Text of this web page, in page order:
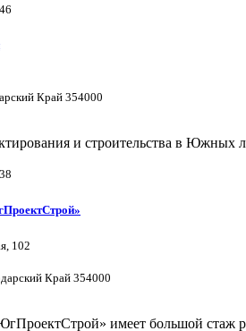
Край 354000
и строительства в Южных
102
Край 354000
имеет большой стаж